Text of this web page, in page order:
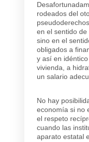
rodeados del
en el sentido
sino en el
obligados a
y así en
vivienda, a
un salario
No hay
economía si no
el respeto
cuando las
aparato estatal